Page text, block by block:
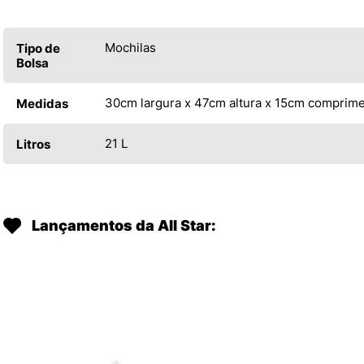
Tipo de
Bolsa
Mochilas
Medidas 30cm largura x 47cm altura x 15cm
Litros 21 L
Lançamentos da All Star: